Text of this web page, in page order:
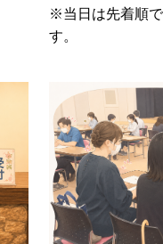
※当日は先着順
す。